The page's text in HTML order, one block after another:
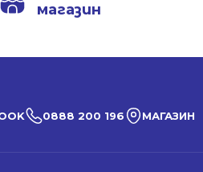
магазин
0888 200 196 МАГАЗИН